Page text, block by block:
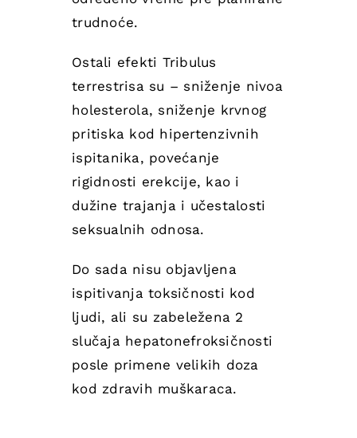
trudnoće.
Ostali efekti Tribulus
terrestrisa su – sniženje nivoa
holesterola, sniženje krvnog
pritiska kod hipertenzivnih
ispitanika, povećanje
rigidnosti erekcije, kao i
dužine trajanja i učestalosti
seksualnih odnosa.
Do sada nisu objavljena
ispitivanja toksičnosti kod
ljudi, ali su zabeležena 2
slučaja hepatonefroksičnosti
posle primene velikih doza
kod zdravih muškaraca.